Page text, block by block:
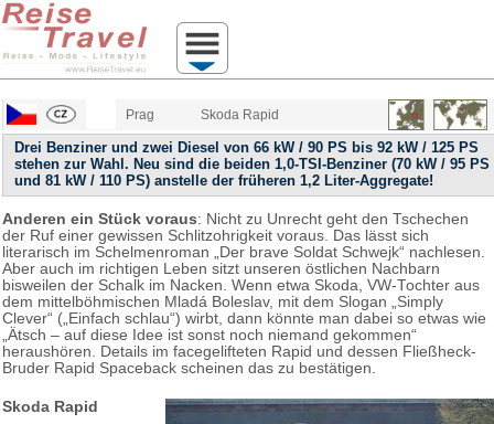
Prag Skoda Rapid
Drei Benziner und zwei Diesel von 66 kW / 90 PS bis 92 kW / 125 PS
stehen zur Wahl. Neu sind die beiden 1,0-TSI-Benziner (70 kW / 95 PS
und 81 kW / 110 PS) anstelle der früheren 1,2 Liter-Aggregate!
Anderen ein Stück voraus: Nicht zu Unrecht geht den Tschechen
der Ruf einer gewissen Schlitzohrigkeit voraus. Das lässt sich
literarisch im Schelmenroman „Der brave Soldat Schwejk“ nachlesen.
Aber auch im richtigen Leben sitzt unseren östlichen Nachbarn
bisweilen der Schalk im Nacken. Wenn etwa Skoda, VW-Tochter aus
dem mittelböhmischen Mladá Boleslav, mit dem Slogan „Simply
Clever“ („Einfach schlau“) wirbt, dann könnte man dabei so etwas wie
„Ätsch – auf diese Idee ist sonst noch niemand gekommen“
heraushören. Details im facegelifteten Rapid und dessen Fließheck-
Bruder Rapid Spaceback scheinen das zu bestätigen.
Skoda Rapid